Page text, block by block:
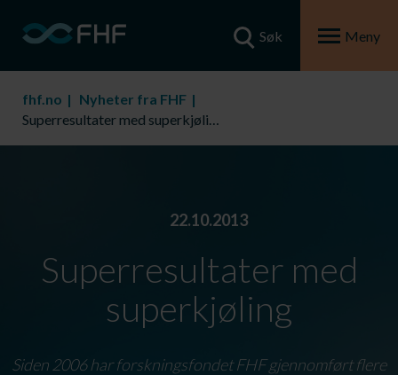
Søk Meny
fhf.no
Nyheter fra FHF
Superresultater med superkjøling
22.10.2013
Superresultater med
superkjøling
Siden 2006 har forskningsfondet FHF gjennomført flere